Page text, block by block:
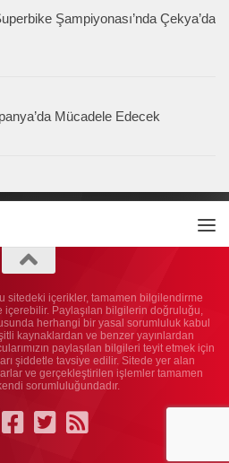
Şampiyonası’nda Çekya’da
Mücadele Edecek
sitedeki içerikler, tamamen bilgilendirme
içerebilir. Paylaşılan bilgilerin doğruluğu,
herhangi bir yasal sorumluluk kabul
kaynaklardan ve benzer yayınlardan
paylaşılan bilgileri teyit etmek için
şiddetle tavsiye edilir. Sitede yer alan
ve gerçekleştirilen işlemler tamamen
sorumluluğundadır.